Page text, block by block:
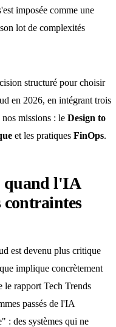
imposée comme une
lot de complexités
structuré pour choisir
en 2026, en intégrant trois
missions : le Design to
et les pratiques FinOps.
quand l'IA
contraintes
est devenu plus critique
implique concrètement
le rapport Tech Trends
passés de l'IA
: des systèmes qui ne